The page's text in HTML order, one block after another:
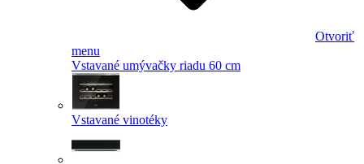
Otvoriť
menu
Vstavané umývačky riadu 60 cm
Vstavané vinotéky